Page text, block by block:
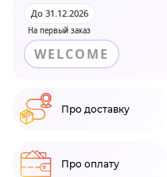
На первый заказ
До 31.12.2026
WELCOME
Про доставку
Про оплату